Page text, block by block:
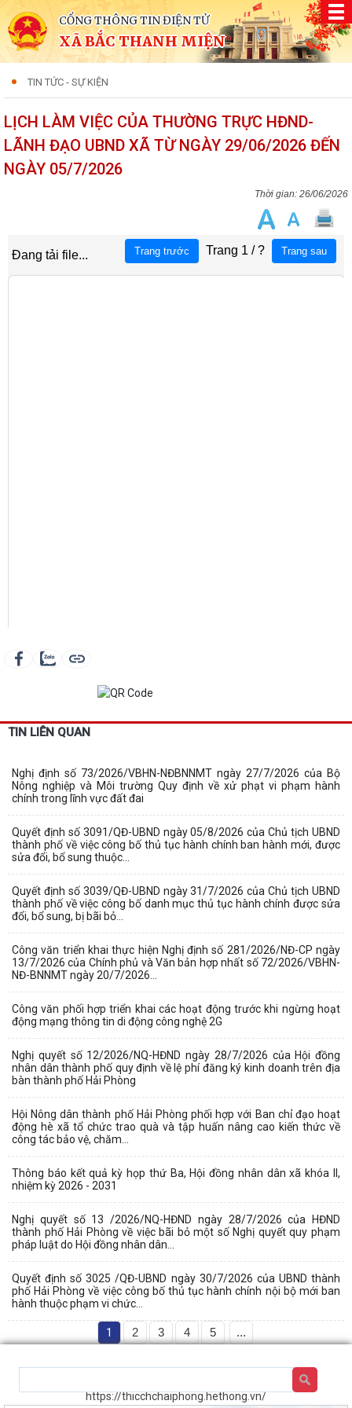
CỔNG THÔNG TIN ĐIỆN TỬ
XÃ BẮC THANH MIỆN
TIN TỨC - SỰ KIỆN
LỊCH LÀM VIỆC CỦA THƯỜNG TRỰC HĐND-
LÃNH ĐẠO UBND XÃ TỪ NGÀY 29/06/2026 ĐẾN
NGÀY 05/7/2026
26/06/2026
TIN LIÊN QUAN
Nghị định số 73/2026/VBHN-NĐBNNMT ngày 27/7/2026 của Bộ
Nông nghiệp và Môi trường Quy định về xử phạt vi phạm hành
chính trong lĩnh vực đất đai
Quyết định số 3091/QĐ-UBND ngày 05/8/2026 của Chủ tịch UBND
thành phố về việc công bố thủ tục hành chính ban hành mới, được
sửa đổi, bổ sung thuộc...
Quyết định số 3039/QĐ-UBND ngày 31/7/2026 của Chủ tịch UBND
thành phố về việc công bố danh mục thủ tục hành chính được sửa
đổi, bổ sung, bị bãi bỏ...
Công văn triển khai thực hiện Nghị định số 281/2026/NĐ-CP ngày
13/7/2026 của Chính phủ và Văn bản hợp nhất số 72/2026/VBHN-
NĐ-BNNMT ngày 20/7/2026...
Công văn phối hợp triển khai các hoạt động trước khi ngừng hoạt
động mạng thông tin di động công nghệ 2G
Nghị quyết số 12/2026/NQ-HĐND ngày 28/7/2026 của Hội đồng
nhân dân thành phố quy định về lệ phí đăng ký kinh doanh trên địa
bàn thành phố Hải Phòng
Hội Nông dân thành phố Hải Phòng phối hợp với Ban chỉ đạo hoạt
động hè xã tổ chức trao quà và tập huấn nâng cao kiến thức về
công tác bảo vệ, chăm...
Thông báo kết quả kỳ họp thứ Ba, Hội đồng nhân dân xã khóa II,
nhiệm kỳ 2026 - 2031
Nghị quyết số 13 /2026/NQ-HĐND ngày 28/7/2026 của HĐND
thành phố Hải Phòng về việc bãi bỏ một số Nghị quyết quy phạm
pháp luật do Hội đồng nhân dân...
Quyết định số 3025 /QĐ-UBND ngày 30/7/2026 của UBND thành
phố Hải Phòng về việc công bố thủ tục hành chính nội bộ mới ban
hành thuộc phạm vi chức...
1 2 3 4 5 ...
https://thicchchaiphong.hethong.vn/